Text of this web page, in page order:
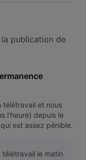
publication de
télétravail et nous
l'heure) depuis le
est assez pénible.
télétravail le matin